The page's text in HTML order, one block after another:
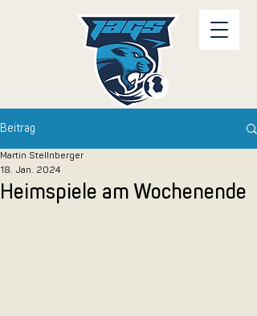
Beitrag
Heimspiele am Wochenende
Martin Stellnberger
18. Jan. 2024